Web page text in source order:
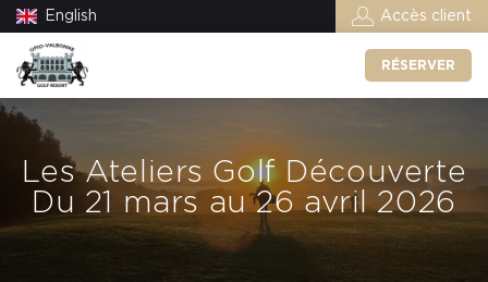
English Accès client
RÉSERVER
Les Ateliers Golf Découverte
Du 21 mars au 26 avril 2026